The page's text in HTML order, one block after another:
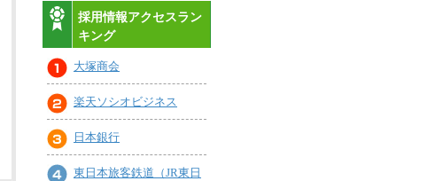
採用情報アクセスラン
キング
大塚商会
楽天ソシオビジネス
日本銀行
東日本旅客鉄道（JR東日